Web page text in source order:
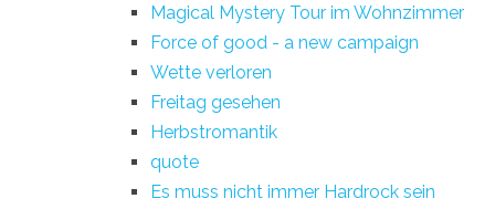
Magical Mystery Tour im Wohnzimmer
Force of good - a new campaign
Wette verloren
Freitag gesehen
Herbstromantik
quote
Es muss nicht immer Hardrock sein